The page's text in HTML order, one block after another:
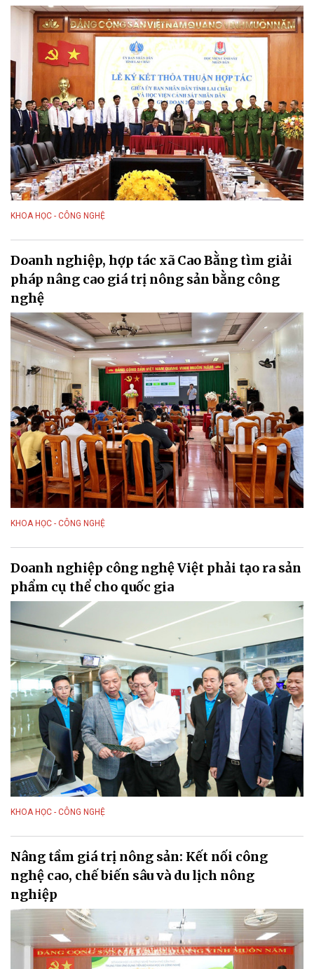
KHOA HỌC - CÔNG NGHỆ
Doanh nghiệp, hợp tác xã Cao Bằng tìm giải
pháp nâng cao giá trị nông sản bằng công
nghệ
KHOA HỌC - CÔNG NGHỆ
Doanh nghiệp công nghệ Việt phải tạo ra sản
phẩm cụ thể cho quốc gia
KHOA HỌC - CÔNG NGHỆ
Nâng tầm giá trị nông sản: Kết nối công
nghệ cao, chế biến sâu và du lịch nông
nghiệp